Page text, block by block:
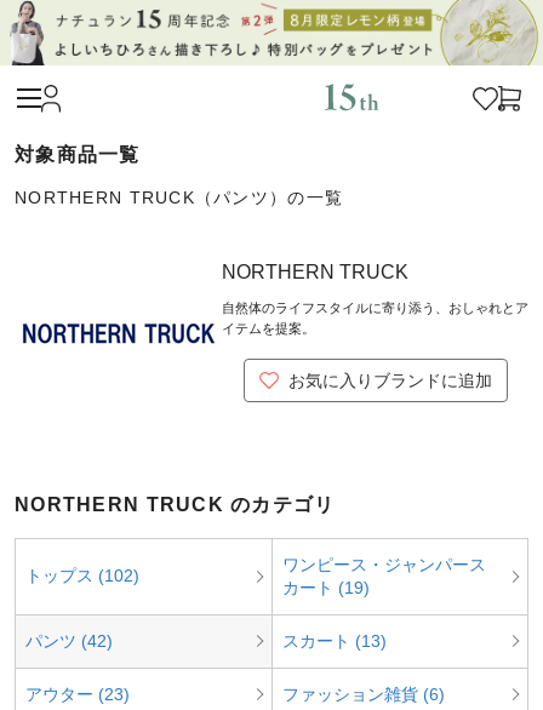
NORTHERN TRUCK（パンツ）の一覧
NORTHERN TRUCK
自然体のライフスタイルに寄り添う、おしゃれとア
イテムを提案。
お気に入りブランドに追加
NORTHERN TRUCK のカテゴリ
トップス (102)
ワンピース・ジャンパース
カート (19)
パンツ (42) スカート (13)
アウター (23) ファッション雑貨 (6)